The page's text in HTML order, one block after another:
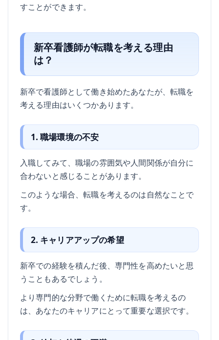
すことができます。
新卒看護師が転職を考える理由
は？
新卒で看護師として働き始めたあなたが、転職を
考える理由はいくつかあります。
1. 職場環境の不安
入職してみて、職場の雰囲気や人間関係が自分に
合わないと感じることがあります。
このような場合、転職を考えるのは自然なことで
す。
2. キャリアアップの希望
新卒での経験を積んだ後、専門性を高めたいと思
うこともあるでしょう。
より専門的な分野で働くために転職を考えるの
は、あなたのキャリアにとって重要な選択です。